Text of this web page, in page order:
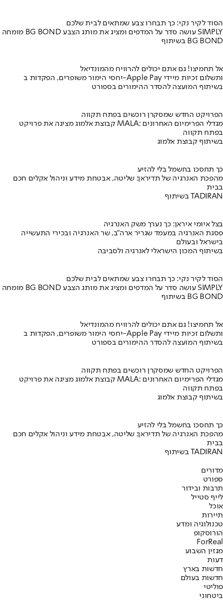
הסוד לקיר נקי: כך תבחרו צבע שמתאים לבית שלכם
מומחה BG BOND עושה סדר על המדפים ומציג את מותג הצבע SIMPLY
בשיתוף BG BOND
אל תחמיצו! גם אתם יכולים להרוויח מהמונדיאל
יחסי הימור משופרים, הפקדות ב-Apple Pay ותשלום זכיות מיידי
בשיתוף המועצה להסדר ההימורים בספורט
הפרויקט החדש שמסקרן רוכשים בפתח תקווה
קבוצת אלמוג מציגה את פרויקט MALA: מגדלי הפרימיום האחרונים
בפתח תקווה
בשיתוף קבוצת אלמוג
כך תחסכו בחשמל בלי להזיע
מהפכת האנרגיה של תדיראן: שליטה, אבטחת מידע וניהול אקלים חכם
בבית
בשיתוף TADIRAN
בצל איומי איראן: כך נערך משק האנרגיה
פסגת האנרגיה במעמד שגריר ארה"ב, שר האנרגיה ובכירי התעשייה
בישראל ובעולם
בשיתוף המכון הישראלי לאנרגיה ולסביבה
הסוד לקיר נקי: כך תבחרו צבע שמתאים לבית שלכם
מומחה BG BOND עושה סדר על המדפים ומציג את מותג הצבע SIMPLY
בשיתוף BG BOND
אל תחמיצו! גם אתם יכולים להרוויח מהמונדיאל
יחסי הימור משופרים, הפקדות ב-Apple Pay ותשלום זכיות מיידי
בשיתוף המועצה להסדר ההימורים בספורט
הפרויקט החדש שמסקרן רוכשים בפתח תקווה
קבוצת אלמוג מציגה את פרויקט MALA: מגדלי הפרימיום האחרונים
בפתח תקווה
בשיתוף קבוצת אלמוג
כך תחסכו בחשמל בלי להזיע
מהפכת האנרגיה של תדיראן: שליטה, אבטחת מידע וניהול אקלים חכם
בבית
בשיתוף TADIRAN
מדורים
ספורט
תרבות ובידור
לייף סטייל
אוכל
תיירות
טכנולוגיה ומדע
הורוסקופ
ForReal
מגזין השבוע
דעות
חדשות בארץ
חדשות בעולם
פוליטי
ביטחוני